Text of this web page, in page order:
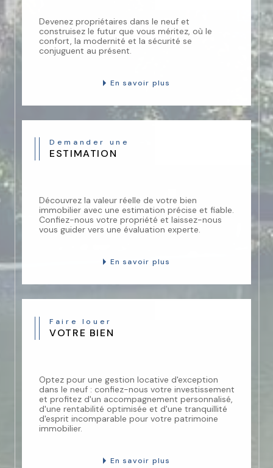
Devenez propriétaires dans le neuf et
construisez le futur que vous méritez, où le
confort, la modernité et la sécurité se
conjuguent au présent.
En savoir plus
Demander une
ESTIMATION
Découvrez la valeur réelle de votre bien
immobilier avec une estimation précise et fiable.
Confiez-nous votre propriété et laissez-nous
vous guider vers une évaluation experte.
En savoir plus
Faire louer
VOTRE BIEN
Optez pour une gestion locative d'exception
dans le neuf : confiez-nous votre investissement
et profitez d'un accompagnement personnalisé,
d'une rentabilité optimisée et d'une tranquillité
d'esprit incomparable pour votre patrimoine
immobilier.
En savoir plus